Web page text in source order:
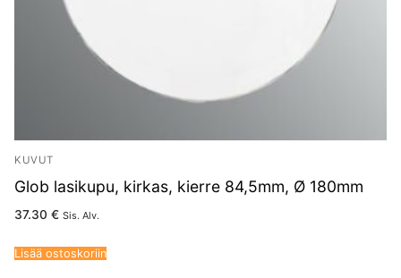
KUVUT
Glob lasikupu, kirkas, kierre 84,5mm, Ø 180mm
37.30 € Sis. Alv.
Lisää ostoskoriin